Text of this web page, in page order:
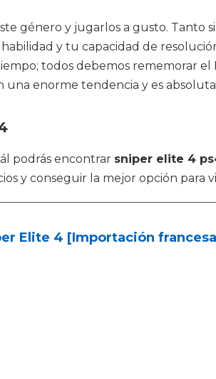
género y jugarlos a gusto. Tanto
y tu capacidad de
todos debemos rememorar
enorme tendencia y es
podrás encontrar sniper elite 4
y conseguir la mejor opción para
Elite 4 [Importación